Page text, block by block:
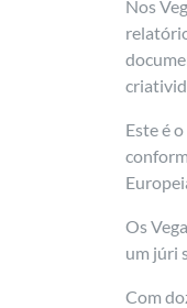
Nos
Este é
Os
um júri
Com